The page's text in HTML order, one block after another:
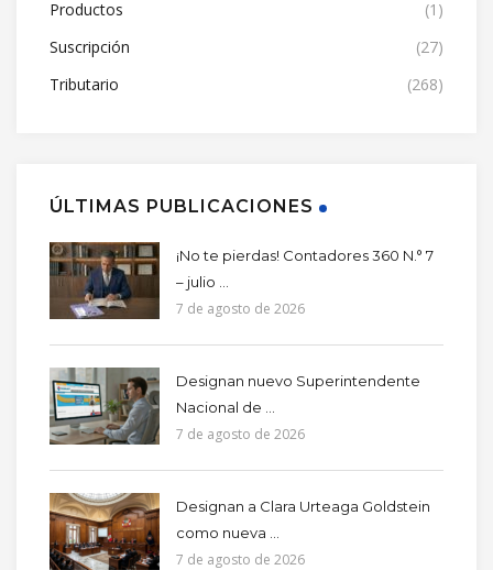
Productos
(1)
Suscripción
(27)
Tributario
(268)
ÚLTIMAS PUBLICACIONES
¡No te pierdas! Contadores 360 N.° 7
– julio ...
7 de agosto de 2026
Designan nuevo Superintendente
Nacional de ...
7 de agosto de 2026
Designan a Clara Urteaga Goldstein
como nueva ...
7 de agosto de 2026